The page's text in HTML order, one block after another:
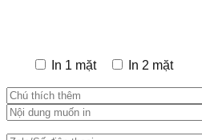
In 1 mặt In 2 mặt